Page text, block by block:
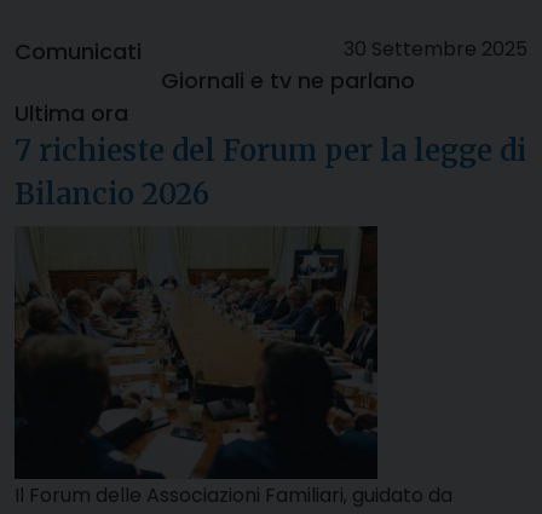
30 Settembre 2025
Comunicati
Giornali e tv ne parlano
Ultima ora
7 richieste del Forum per la legge di
Bilancio 2026
Il Forum delle Associazioni Familiari, guidato da